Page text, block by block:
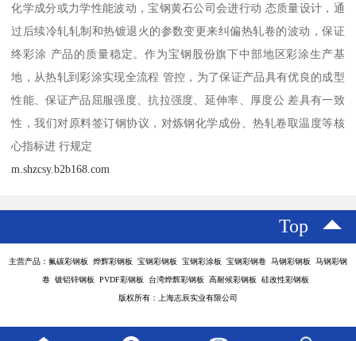
化学成分或力学性能波动，宝钢黄石公司会进行动 态质量设计，通
过后续冷轧轧制和热镀退火的参数变更来纠偏热轧卷的波动，保证
终彩涂 产品的质量稳定。作为宝钢股份旗下中部地区彩涂生产基
地，从热轧到彩涂实现全流程 管控，为了保证产品具有优良的成型
性能、保证产品屈服强度、抗拉强度、延伸率、厚度公 差具有一致
性，我们对原料签订钢协议，对炼钢化学成份、热轧卷取温度等核
心指标进 行规定
m.shzcsy.b2b168.com
Top
主营产品：氟碳彩钢板 烨辉彩钢板 宝钢彩钢板 宝钢彩涂板 宝钢彩钢卷 马钢彩钢板 马钢彩钢
卷 镀铝锌钢板 PVDF彩钢板 台湾烨辉彩钢板 高耐候彩钢板 硅改性彩钢板
版权所有：上海志辰实业有限公司